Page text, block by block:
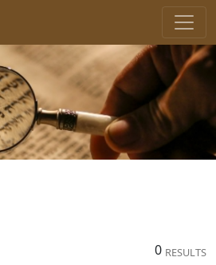
0 RESULTS